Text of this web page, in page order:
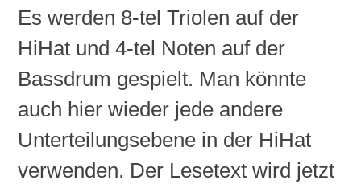
Es werden 8-tel Triolen auf der
HiHat und 4-tel Noten auf der
Bassdrum gespielt. Man könnte
auch hier wieder jede andere
Unterteilungsebene in der HiHat
verwenden. Der Lesetext wird jetzt